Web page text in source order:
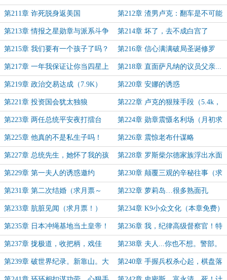
第211章 诈死脱身返美国 第212章 渣男卢克：翻车是不可能
翻车的
第213章 情报之星勋章与派系斗争
（1.1万字大章）
第214章 坏了，去不成白宫了
第215章 我们要有一个孩子了吗？ 第216章 信心满满破局圣诞修罗
场，但...
第217章 一年我保证让你当四星上
将！
第218章 直面萨凡纳的议员父亲...
（6.4K）
第219章 政治交易达成（7.9K） 第220章 安娜的诱惑
第221章 投资国会犹太独狼 第222章 卢克的狠辣手段（5.4k，
月初求月票！）
第223章 两任总统平安夜打擂台
（月初求月票！！）
第224章 勋章震慑名利场（月初求
月票！）
第225章 他真的不是私生子吗！ 第226章 震惊老布什谋略
第227章 总统先生，她怀了我的孩
子！
第228章 罗斯柴尔德家族浮出水面
第229章 第一夫人的诱惑邀约 第230章 颠覆三观的辛秘往事（求
月票～～）
第231章 第二次结婚（求月票～
～）
第232章 萝莉岛…很多熟面孔
第233章 肮脏见闻（求月票！） 第234章 K9小众文化（本章免费）
第235章 日本冲绳基地当土皇帝！
（1.2万字！二合一）
第236章 我，纪律高级督察官！特
遣战术高级顾问！
第237章 拢极道，收把柄，戏佳
子，求月票！（1.1万字）
第238章 夫人...你也不想。警部。
一杆进洞。（1.1K，三章合一）
第239章 破世界纪录。新靠山。大 第240章 手握兵权杀心起，棋盘落